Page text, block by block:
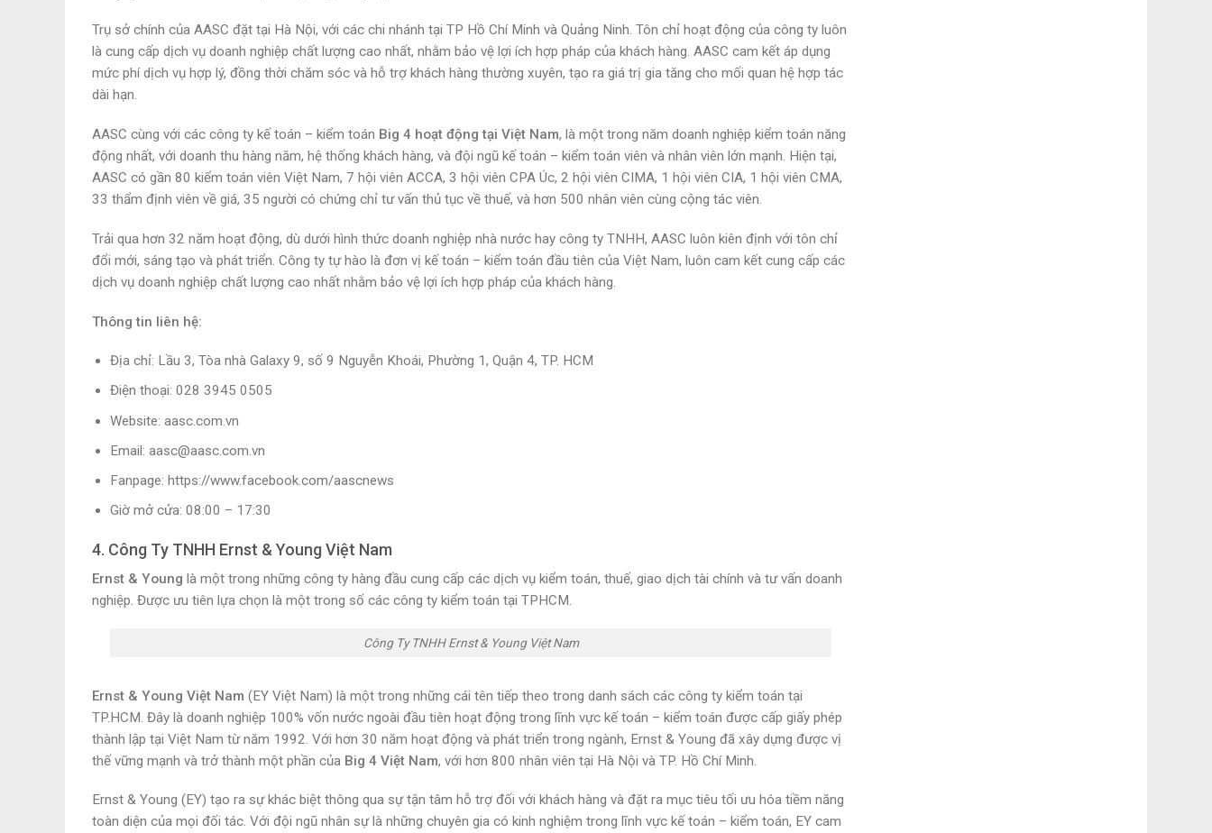
Trụ sở chính của AASC đặt tại Hà Nội, với các chi nhánh tại TP Hồ Chí Minh và Quảng Ninh. Tôn chỉ hoạt động của công ty luôn
là cung cấp dịch vụ doanh nghiệp chất lượng cao nhất, nhằm bảo vệ lợi ích hợp pháp của khách hàng. AASC cam kết áp dụng
mức phí dịch vụ hợp lý, đồng thời chăm sóc và hỗ trợ khách hàng thường xuyên, tạo ra giá trị gia tăng cho mối quan hệ hợp tác
dài hạn.
AASC cùng với các công ty kế toán – kiểm toán Big 4 hoạt động tại Việt Nam, là một trong năm doanh nghiệp kiểm toán năng
động nhất, với doanh thu hàng năm, hệ thống khách hàng, và đội ngũ kế toán – kiểm toán viên và nhân viên lớn mạnh. Hiện tại,
AASC có gần 80 kiểm toán viên Việt Nam, 7 hội viên ACCA, 3 hội viên CPA Úc, 2 hội viên CIMA, 1 hội viên CIA, 1 hội viên CMA,
33 thẩm định viên về giá, 35 người có chứng chỉ tư vấn thủ tục về thuế, và hơn 500 nhân viên cùng cộng tác viên.
Trải qua hơn 32 năm hoạt động, dù dưới hình thức doanh nghiệp nhà nước hay công ty TNHH, AASC luôn kiên định với tôn chỉ
đổi mới, sáng tạo và phát triển. Công ty tự hào là đơn vị kế toán – kiểm toán đầu tiên của Việt Nam, luôn cam kết cung cấp các
dịch vụ doanh nghiệp chất lượng cao nhất nhằm bảo vệ lợi ích hợp pháp của khách hàng.
Thông tin liên hệ:
Địa chỉ: Lầu 3, Tòa nhà Galaxy 9, số 9 Nguyễn Khoái, Phường 1, Quận 4, TP. HCM
Điện thoại: 028 3945 0505
Website: aasc.com.vn
Email: aasc@aasc.com.vn
Fanpage: https://www.facebook.com/aascnews
Giờ mở cửa: 08:00 – 17:30
4. Công Ty TNHH Ernst & Young Việt Nam
Ernst & Young là một trong những công ty hàng đầu cung cấp các dịch vụ kiểm toán, thuế, giao dịch tài chính và tư vấn doanh
nghiệp. Được ưu tiên lựa chọn là một trong số các công ty kiểm toán tại TPHCM.
Công Ty TNHH Ernst & Young Việt Nam
Ernst & Young Việt Nam (EY Việt Nam) là một trong những cái tên tiếp theo trong danh sách các công ty kiểm toán tại
TP.HCM. Đây là doanh nghiệp 100% vốn nước ngoài đầu tiên hoạt động trong lĩnh vực kế toán – kiểm toán được cấp giấy phép
thành lập tại Việt Nam từ năm 1992. Với hơn 30 năm hoạt động và phát triển trong ngành, Ernst & Young đã xây dựng được vị
thế vững mạnh và trở thành một phần của Big 4 Việt Nam, với hơn 800 nhân viên tại Hà Nội và TP. Hồ Chí Minh.
Ernst & Young (EY) tạo ra sự khác biệt thông qua sự tận tâm hỗ trợ đối với khách hàng và đặt ra mục tiêu tối ưu hóa tiềm năng
toàn diện của mọi đối tác. Với đội ngũ nhân sự là những chuyên gia có kinh nghiệm trong lĩnh vực kế toán – kiểm toán, EY cam